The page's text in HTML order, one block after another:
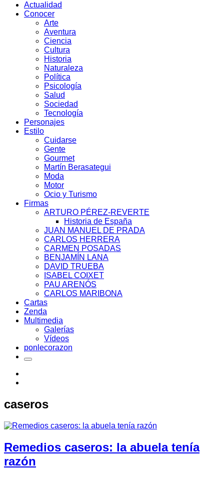
Actualidad
Conocer
Arte
Aventura
Ciencia
Cultura
Historia
Naturaleza
Política
Psicología
Salud
Sociedad
Tecnología
Personajes
Estilo
Cuidarse
Gente
Gourmet
Martín Berasategui
Moda
Motor
Ocio y Turismo
Firmas
ARTURO PÉREZ-REVERTE
Historia de España
JUAN MANUEL DE PRADA
CARLOS HERRERA
CARMEN POSADAS
BENJAMÍN LANA
DAVID TRUEBA
ISABEL COIXET
PAU ARENÓS
CARLOS MARIBONA
Cartas
Zenda
Multimedia
Galerías
Vídeos
ponlecorazon
caseros
Remedios caseros: la abuela tenía
razón